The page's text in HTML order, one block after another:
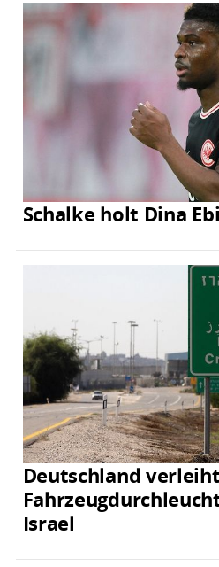
Schalke holt Dina
Deutschland verleiht
Israel